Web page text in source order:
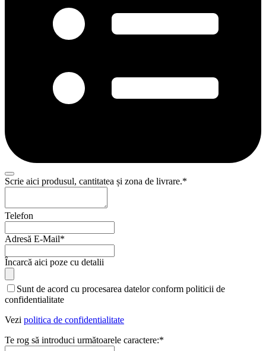
Scrie aici produsul, cantitatea și zona de livrare.*
Telefon
Adresă E-Mail*
Phone
Number
Încarcă aici poze cu detalii
Sunt de acord cu procesarea datelor conform politicii de
confidentialitate
Vezi politica de confidentialitate
Te rog să introduci următoarele caractere:*